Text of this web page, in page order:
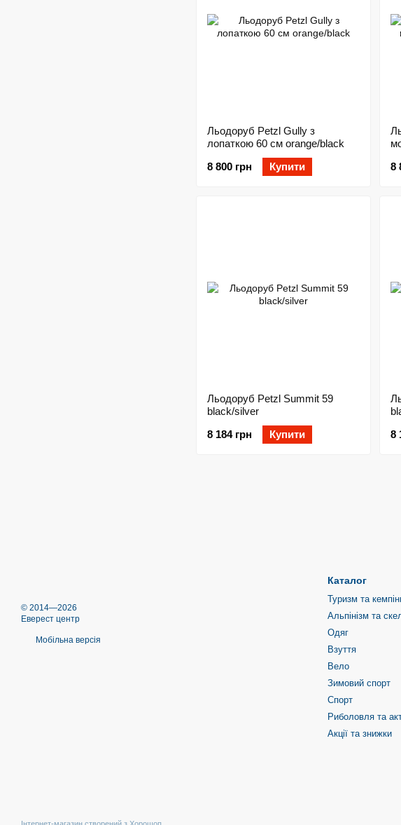
Льодоруб Petzl Gully з
лопаткою 60 см orange/black
8 800 грн
Купити
8
Льодоруб Petzl Summit 59
black/silver
8 184 грн
Купити
8
© 2014—2026
Еверест центр
Мобільна версія
Каталог
Туризм та
Альпінізм та
Одяг
Взуття
Вело
Зимовий спорт
Спорт
Риболовля та
Акції та знижки